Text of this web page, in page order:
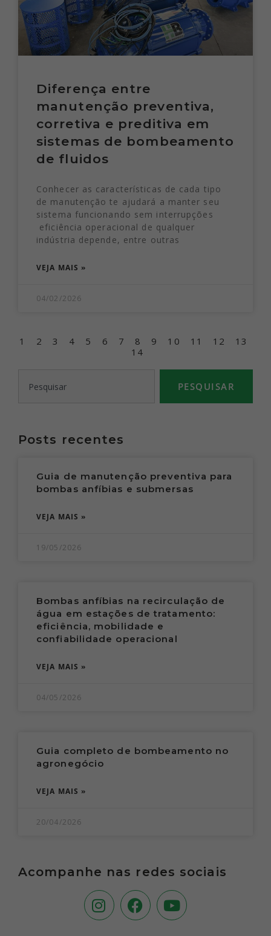
Diferença entre
manutenção preventiva,
corretiva e preditiva em
sistemas de bombeamento
de fluidos
Conhecer as características de cada tipo
de manutenção te ajudará a manter seu
sistema funcionando sem interrupções
eficiência operacional de qualquer
indústria depende, entre outras
VEJA MAIS »
04/02/2026
1 2 3 4 5 6 7 8 9 10 11 12
13
14
PESQUISAR
Posts recentes
Guia de manutenção preventiva para
bombas anfíbias e submersas
VEJA MAIS »
19/05/2026
Bombas anfíbias na recirculação de
água em estações de tratamento:
eficiência, mobilidade e
confiabilidade operacional
VEJA MAIS »
04/05/2026
Guia completo de bombeamento no
agronegócio
VEJA MAIS »
20/04/2026
Acompanhe nas redes sociais